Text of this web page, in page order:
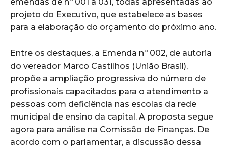
projeto do Executivo, que estabelece as bases
para a elaboração do orçamento do próximo ano.
Entre os destaques, a Emenda nº 002, de autoria
do vereador Marco Castilhos (União Brasil),
propõe a ampliação progressiva do número de
profissionais capacitados para o atendimento a
pessoas com deficiência nas escolas da rede
municipal de ensino da capital. A proposta segue
agora para análise na Comissão de Finanças. De
acordo com o parlamentar, a discussão dessa